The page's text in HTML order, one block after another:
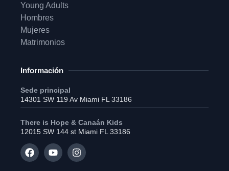
Young Adults
Hombres
Mujeres
Matrimonios
Información
Sede principal
14301 SW 119 Av Miami FL 33186
There is Hope & Canaán Kids
12015 SW 144 st Miami FL 33186